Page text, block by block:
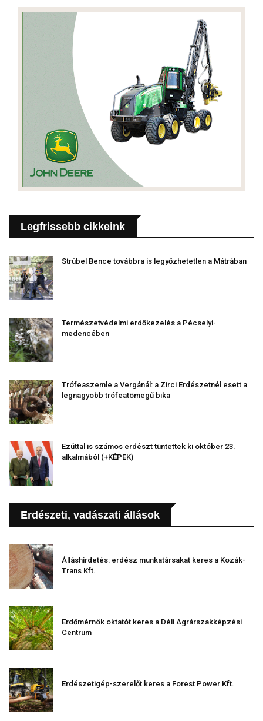
Legfrissebb cikkeink
Strúbel Bence továbbra is legyőzhetetlen a Mátrában
Természetvédelmi erdőkezelés a Pécselyi-
medencében
Trófeaszemle a Vergánál: a Zirci Erdészetnél esett a
legnagyobb trófeatömegű bika
Ezúttal is számos erdészt tüntettek ki október 23.
alkalmából (+KÉPEK)
Erdészeti, vadászati állások
Álláshirdetés: erdész munkatársakat keres a Kozák-
Trans Kft.
Erdőmérnök oktatót keres a Déli Agrárszakképzési
Centrum
Erdészetigép-szerelőt keres a Forest Power Kft.